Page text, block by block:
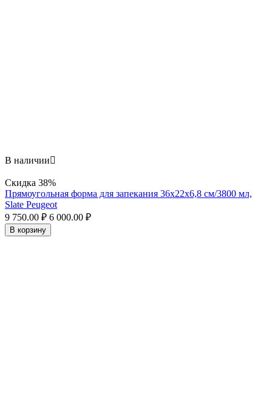
В наличии
Скидка 38%
Прямоугольная форма для запекания 36х22x6,8 см/3800 мл,
Slate Peugeot
9 750.00 ₽ 6 000.00 ₽
В корзину